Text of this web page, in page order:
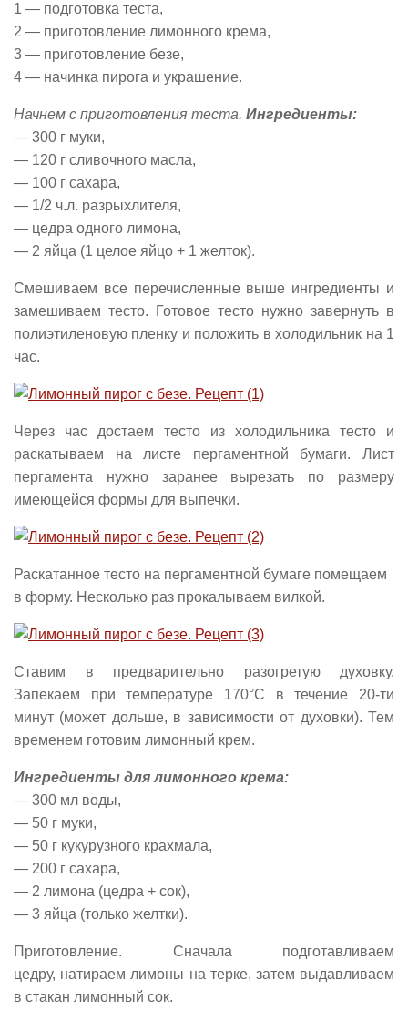
1 — подготовка теста,
2 — приготовление лимонного крема,
3 — приготовление безе,
4 — начинка пирога и украшение.
Начнем с приготовления теста. Ингредиенты:
— 300 г муки,
— 120 г сливочного масла,
— 100 г сахара,
— 1/2 ч.л. разрыхлителя,
— цедра одного лимона,
— 2 яйца (1 целое яйцо + 1 желток).
Смешиваем все перечисленные выше ингредиенты и
замешиваем тесто. Готовое тесто нужно завернуть в
полиэтиленовую пленку и положить в холодильник на 1
час.
Через час достаем тесто из холодильника тесто и
раскатываем на листе пергаментной бумаги. Лист
пергамента нужно заранее вырезать по размеру
имеющейся формы для выпечки.
Раскатанное тесто на пергаментной бумаге помещаем
в форму. Несколько раз прокалываем вилкой.
Ставим в предварительно разогретую духовку.
Запекаем при температуре 170°С в течение 20-ти
минут (может дольше, в зависимости от духовки). Тем
временем готовим лимонный крем.
Ингредиенты для лимонного крема:
— 300 мл воды,
— 50 г муки,
— 50 г кукурузного крахмала,
— 200 г сахара,
— 2 лимона (цедра + сок),
— 3 яйца (только желтки).
Приготовление. Сначала подготавливаем
цедру, натираем лимоны на терке, затем выдавливаем
в стакан лимонный сок.